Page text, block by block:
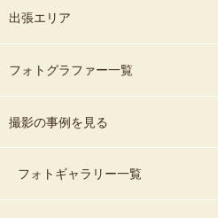
出張エリア
フォトグラファー一覧
撮影の事例を見る
フォトギャラリー一覧